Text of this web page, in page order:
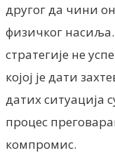
другог да чини
физичког
стратегије не
којој је дати
датих ситуација
процес
компромис.